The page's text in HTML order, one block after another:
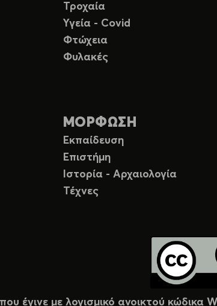
Τροχαία
Υγεία - Covid
Φτώχεια
Φυλακές
ΜΟΡΦΩΣΗ
Εκπαίδευση
Επιστήμη
Ιστορία - Αρχαιολογία
Τέχνες
έγινε με λογισμικό ανοικτού